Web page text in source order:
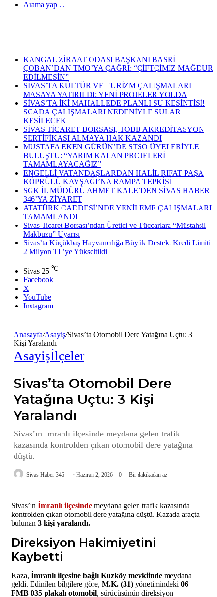
Arama yap ...
KANGAL ZİRAAT ODASI BAŞKANI BASRİ
ÇOBAN’DAN TMO’YA ÇAĞRI: “ÇİFTÇİMİZ MAĞDUR
EDİLMESİN”
SİVAS’TA KÜLTÜR VE TURİZM ÇALIŞMALARI
MASAYA YATIRILDI: YENİ PROJELER YOLDA
SİVAS’TA İKİ MAHALLEDE PLANLI SU KESİNTİSİ!
SCADA ÇALIŞMALARI NEDENİYLE SULAR
KESİLECEK
SİVAS TİCARET BORSASI, TOBB AKREDİTASYON
SERTİFİKASI ALMAYA HAK KAZANDI
MUSTAFA EKEN GÜRÜN’DE STSO ÜYELERİYLE
BULUŞTU: “YARIM KALAN PROJELERİ
TAMAMLAYACAĞIZ”
ENGELLİ VATANDAŞLARDAN HALİL RIFAT PAŞA
KÖPRÜLÜ KAVŞAĞI’NA RAMPA TEPKİSİ
SGK İL MÜDÜRÜ AHMET KALE’DEN SİVAS HABER
346’YA ZİYARET
ATATÜRK CADDESİ’NDE YENİLEME ÇALIŞMALARI
TAMAMLANDI
Sivas Ticaret Borsası’ndan Üretici ve Tüccarlara “Müstahsil
Makbuzu” Uyarısı
Sivas’ta Küçükbaş Hayvancılığa Büyük Destek: Kredi Limiti
2 Milyon TL’ye Yükseltildi
Sivas 25 ℃
Facebook
X
YouTube
Instagram
Anasayfa/Asayiş/Sivas’ta Otomobil Dere Yatağına Uçtu: 3
Kişi Yaralandı
Asayişİlçeler
Sivas’ta Otomobil Dere
Yatağına Uçtu: 3 Kişi
Yaralandı
Sivas’ın İmranlı ilçesinde meydana gelen trafik
kazasında kontrolden çıkan otomobil dere yatağına
düştü.
Sivas Haber 346 Haziran 2, 2026 0 Bir dakikadan az
Sivas’ın İmranlı ilçesinde meydana gelen trafik kazasında
kontrolden çıkan otomobil dere yatağına düştü. Kazada araçta
bulunan 3 kişi yaralandı.
Direksiyon Hakimiyetini
Kaybetti
Kaza, İmranlı ilçesine bağlı Kuzköy mevkiinde meydana
geldi. Edinilen bilgilere göre, M.K. (31) yönetimindeki 06
FMB 035 plakalı otomobil, sürücüsünün direksiyon